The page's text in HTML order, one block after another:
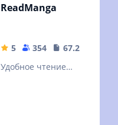
ReadManga
5 354
67.29 MB
Удобное чтение